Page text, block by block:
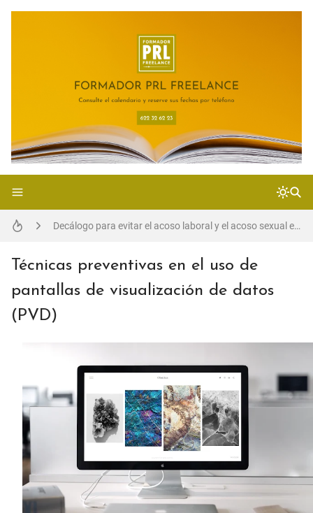
Accidentes "in itinere": Comprendiendo los siniestros en el trayecto
Decálogo para evitar el acoso laboral y el acoso sexual en las empresas
Curso de carretillas elevadoras en Cataluña
Principios básicos para el uso de escaleras de mano
Técnicas preventivas en el uso de
pantallas de visualización de datos
(PVD)